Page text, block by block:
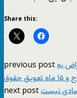
Share this:
previous postبه
تعویق حقوق
next postنیست